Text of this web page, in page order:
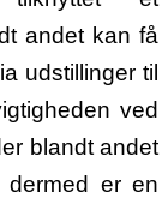
andet kan få
udstillinger til
ved
blandt andet
dermed er en